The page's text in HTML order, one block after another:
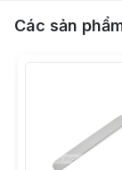
Các sản